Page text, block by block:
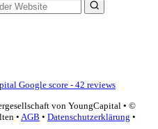
Google score - 42 reviews
von YoungCapital • ©
• AGB • Datenschutzerklärung •